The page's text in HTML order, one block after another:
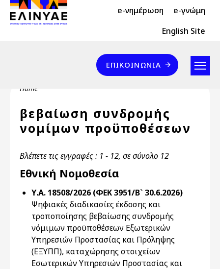
Skip to main content
Header Top 2 e-νημέρωση e-γνώμη
Header Top English Site
Επικοινωνία
ΕΠΙΚΟΙΝΩΝΊΑ
Breadcrumb
Home
βεβαίωση συνδρομής
νομίμων προϋποθέσεων
Βλέπετε τις εγγραφές : 1 - 12, σε σύνολο 12
Εθνική Νομοθεσία
Υ.Α. 18508/2026 (ΦΕΚ 3951/Β` 30.6.2026)
Ψηφιακές διαδικασίες έκδοσης και
τροποποίησης βεβαίωσης συνδρομής
νόμιμων προϋποθέσεων Εξωτερικών
Υπηρεσιών Προστασίας και Πρόληψης
(ΕΞΥΠΠ), καταχώρησης στοιχείων
Εσωτερικών Υπηρεσιών Προστασίας και